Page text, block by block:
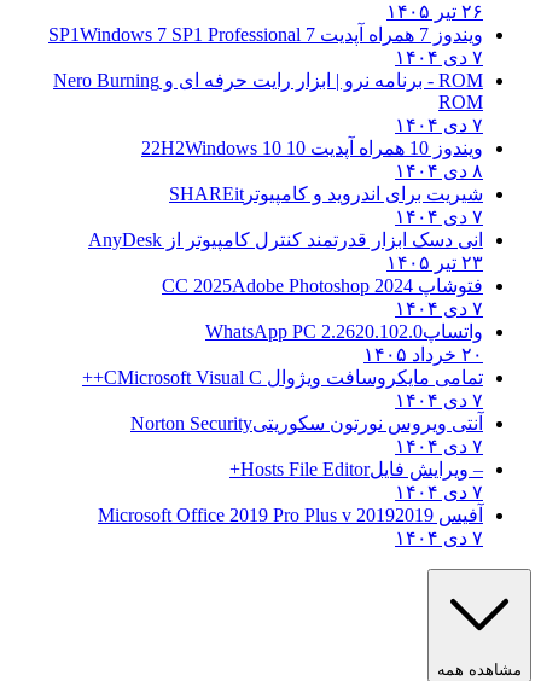
۲۶ تیر ۱۴۰۵
ویندوز 7 همراه آپدیت 7 SP1
Windows 7 SP1 Professional
۷ دی ۱۴۰۴
ROM - برنامه نرو | ابزار رایت حرفه ای و
Nero Burning
ROM
۷ دی ۱۴۰۴
ویندوز 10 همراه آپدیت 10 22H2
Windows 10
۸ دی ۱۴۰۴
شیریت برای اندروید و کامپیوتر SHAREit
۷ دی ۱۴۰۴
انی دسک ابزار قدرتمند کنترل کامپیوتر از AnyDesk
۲۳ تیر ۱۴۰۵
فتوشاپ CC 2025 Adobe Photoshop 2024
۷ دی ۱۴۰۴
واتساپWhatsApp PC 2.2620.102.0
۲۰ خرداد ۱۴۰۵
تمامی مایکروسافت ویژوال C Microsoft Visual C++
۷ دی ۱۴۰۴
آنتی ویروس نورتون سکوریتیNorton Security
۷ دی ۱۴۰۴
– ویرایش فایلHosts File Editor+
۷ دی ۱۴۰۴
آفیس 2019 2019 Microsoft Office 2019 Pro Plus v
۷ دی ۱۴۰۴
مشاهده همه